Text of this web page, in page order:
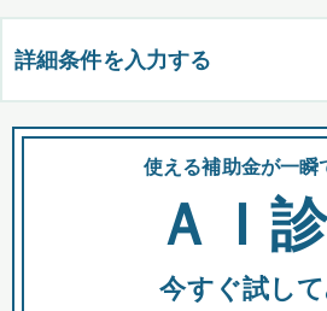
詳細条件を入力する
都道府県
全国の検索結果を含めて表
使える補助金が一瞬
ＡＩ
今すぐ試し